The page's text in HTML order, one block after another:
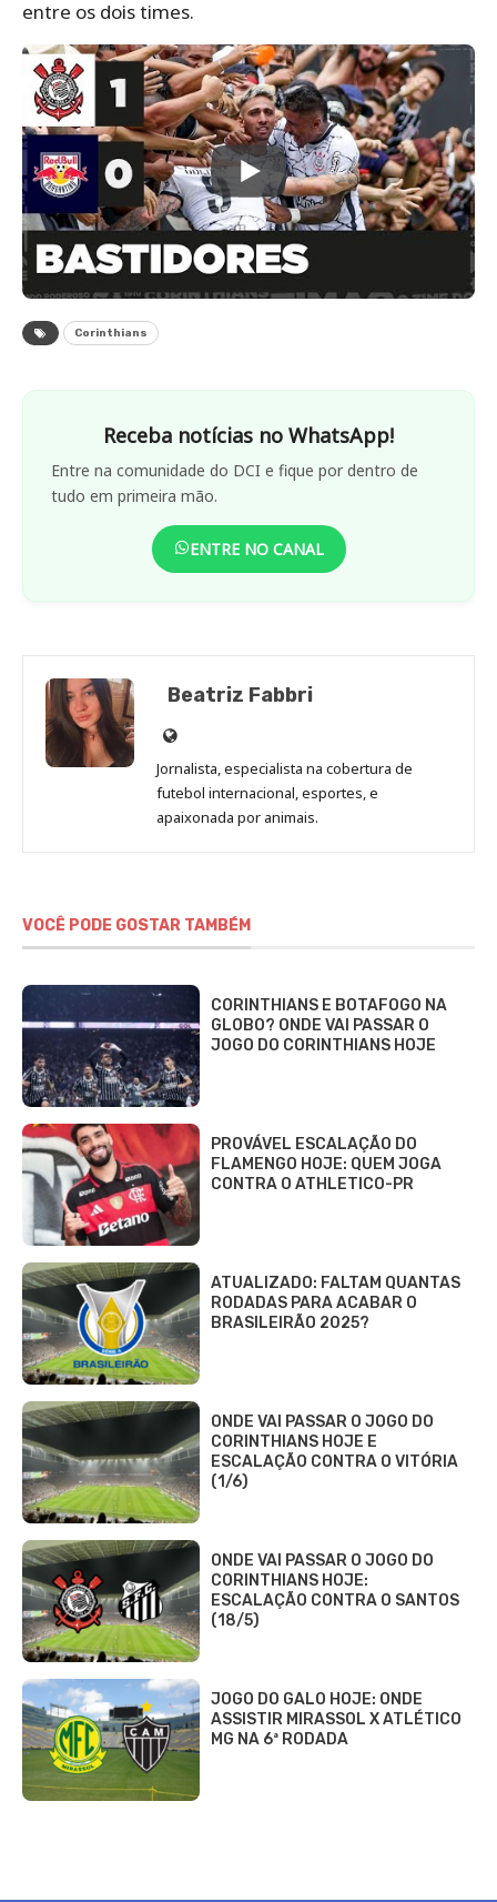
entre os dois times.
Corinthians
Receba notícias no WhatsApp!
Entre na comunidade do DCI e fique por dentro de
tudo em primeira mão.
ENTRE NO CANAL
Beatriz Fabbri
Site
de
Beatriz
Fabbri
Jornalista, especialista na cobertura de
futebol internacional, esportes, e
apaixonada por animais.
VOCÊ PODE GOSTAR TAMBÉM
CORINTHIANS E BOTAFOGO NA
GLOBO? ONDE VAI PASSAR O
JOGO DO CORINTHIANS HOJE
PROVÁVEL ESCALAÇÃO DO
FLAMENGO HOJE: QUEM JOGA
CONTRA O ATHLETICO-PR
ATUALIZADO: FALTAM QUANTAS
RODADAS PARA ACABAR O
BRASILEIRÃO 2025?
ONDE VAI PASSAR O JOGO DO
CORINTHIANS HOJE E
ESCALAÇÃO CONTRA O VITÓRIA
(1/6)
ONDE VAI PASSAR O JOGO DO
CORINTHIANS HOJE:
ESCALAÇÃO CONTRA O SANTOS
(18/5)
JOGO DO GALO HOJE: ONDE
ASSISTIR MIRASSOL X ATLÉTICO
MG NA 6ª RODADA